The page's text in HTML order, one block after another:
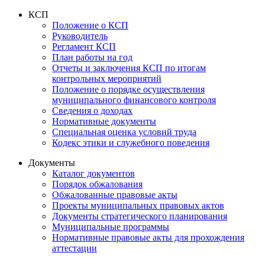
КСП
Положение о КСП
Руководитель
Регламент КСП
План работы на год
Отчеты и заключения КСП по итогам
контрольных мероприятий
Положение о порядке осуществления
муниципального финансового контроля
Сведения о доходах
Нормативные документы
Специальная оценка условий труда
Кодекс этики и служебного поведения
Документы
Каталог документов
Порядок обжалования
Обжалованные правовые акты
Проекты муниципальных правовых актов
Документы стратегического планирования
Муниципальные программы
Нормативные правовые акты для прохождения
аттестации